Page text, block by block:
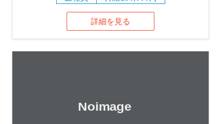
詳細を見る